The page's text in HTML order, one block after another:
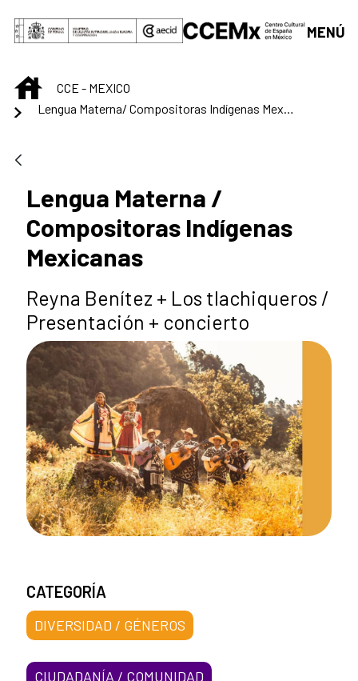
Saut au contenu principal
MENÚ
INICIOCCE - MEXICO
Lengua Materna/ Compositoras Indígenas Mexicanas
Lengua Materna /
Compositoras Indígenas
Mexicanas
Reyna Benítez + Los tlachiqueros /
Presentación + concierto
CATEGORÍA
DIVERSIDAD / GÉNEROS
CIUDADANÍA / COMUNIDAD